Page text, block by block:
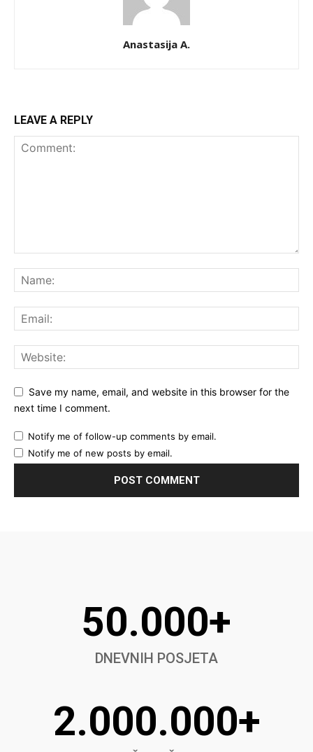
Anastasija A.
LEAVE A REPLY
Save my name, email, and website in this browser for the
next time I comment.
Notify me of follow-up comments by email.
Notify me of new posts by email.
50.000+
DNEVNIH POSJETA
2.000.000+